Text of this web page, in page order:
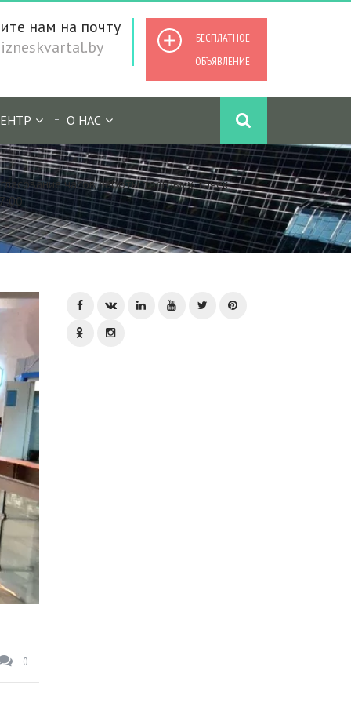
БЕСПЛАТНОЕ
ОБЪЯВЛЕНИЕ
нам на почту
О НАС
часов работы торговых точек,
0